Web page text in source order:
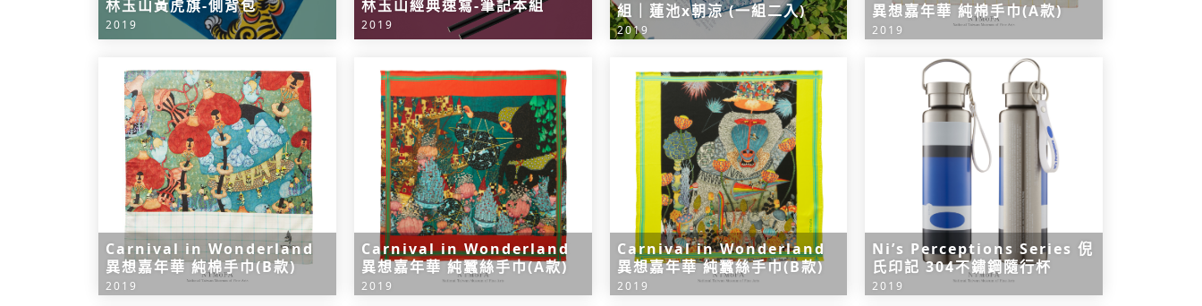
林玉山黃虎旗-側背包
2019
林玉山經典速寫-筆記本組
2019
組｜蓮池x朝涼 (一組二入)
2019
異想嘉年華 純棉手巾(A款)
2019
Carnival in Wonderland
異想嘉年華 純棉手巾(B款)
2019
Carnival in Wonderland
異想嘉年華 純蠶絲手巾(A款)
2019
Carnival in Wonderland
異想嘉年華 純蠶絲手巾(B款)
2019
Ni’s Perceptions Series 倪
氏印記 304不鏽鋼隨行杯
2019